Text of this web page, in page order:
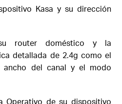
Kasa y su dirección
router doméstico y la
detallada de 2.4g como el
del canal y el modo
Operativo de su dispositivo